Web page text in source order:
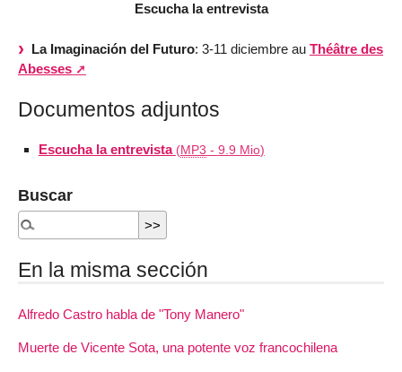
Escucha la entrevista
La Imaginación del Futuro: 3-11 diciembre au Théâtre des
Abesses
Documentos adjuntos
Escucha la entrevista (MP3 - 9.9 Mio)
Buscar
En la misma sección
Alfredo Castro habla de "Tony Manero"
Muerte de Vicente Sota, una potente voz francochilena